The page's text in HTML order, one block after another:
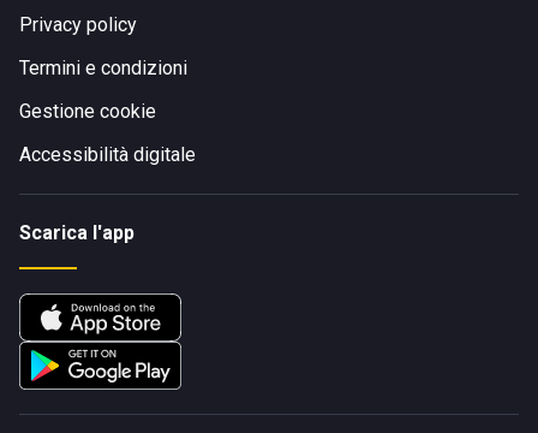
Privacy policy
Termini e condizioni
Gestione cookie
Accessibilità digitale
Scarica l'app